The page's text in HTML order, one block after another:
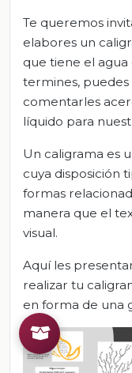
Te queremos
elabores un
que tiene el agua
termines, puedes
comentarles
líquido para
Un caligrama es
cuya disposición
formas
manera que el
visual.
Aquí les
realizar tu
en forma de una